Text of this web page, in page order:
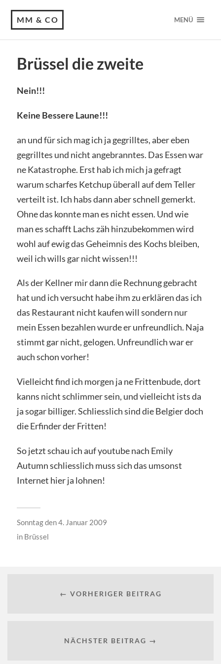
MM & CO MENÜ
Brüssel die zweite
Nein!!!
Keine Bessere Laune!!!
an und für sich mag ich ja gegrilltes, aber eben
gegrilltes und nicht angebranntes. Das Essen war
ne Katastrophe. Erst hab ich mich ja gefragt
warum scharfes Ketchup überall auf dem Teller
verteilt ist. Ich habs dann aber schnell gemerkt.
Ohne das konnte man es nicht essen. Und wie
man es schafft Lachs zäh hinzubekommen wird
wohl auf ewig das Geheimnis des Kochs bleiben,
weil ich wills gar nicht wissen!!!
Als der Kellner mir dann die Rechnung gebracht
hat und ich versucht habe ihm zu erklären das ich
das Restaurant nicht kaufen will sondern nur
mein Essen bezahlen wurde er unfreundlich. Naja
stimmt gar nicht, gelogen. Unfreundlich war er
auch schon vorher!
Vielleicht find ich morgen ja ne Frittenbude, dort
kanns nicht schlimmer sein, und vielleicht ists da
ja sogar billiger. Schliesslich sind die Belgier doch
die Erfinder der Fritten!
So jetzt schau ich auf youtube nach Emily
Autumn schliesslich muss sich das umsonst
Internet hier ja lohnen!
Sonntag den 4. Januar 2009
in Brüssel
← VORHERIGER BEITRAG
NÄCHSTER BEITRAG →